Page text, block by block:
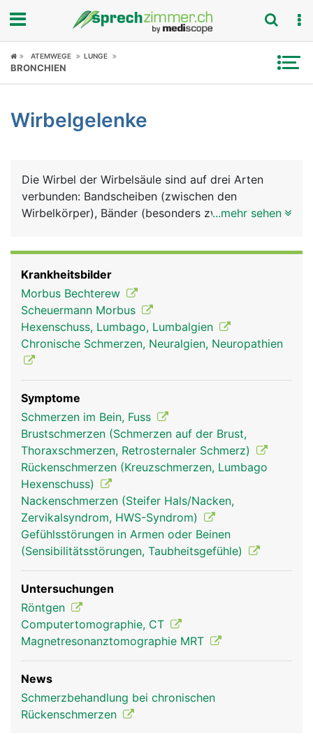
Fokus
Symptome
News
Rubriken
ATEMWEGE LUNGE
BRONCHIEN
Wirbelgelenke
Die Wirbel der Wirbelsäule sind auf drei Arten
verbunden: Bandscheiben (zwischen den
Wirbelkörper), Bänder (besonders zwischen den
Gelenkfortschätzen des jeweils darüber und
darunter liegenden Wirbels gelenkig verbunden
sind und so die Beweglichkeit der Wirbelsäule
ermöglichen.
Wirbelgelenke Frau
Wirbelgelenke
Mann
...mehr sehen
Krankheitsbilder
Morbus Bechterew
Scheuermann Morbus
Hexenschuss, Lumbago, Lumbalgien
Chronische Schmerzen, Neuralgien, Neuropathien
Symptome
Schmerzen im Bein, Fuss
Brustschmerzen (Schmerzen auf der Brust,
Thoraxschmerzen, Retrosternaler Schmerz)
Rückenschmerzen (Kreuzschmerzen, Lumbago
Hexenschuss)
Nackenschmerzen (Steifer Hals/Nacken,
Zervikalsyndrom, HWS-Syndrom)
Gefühlsstörungen in Armen oder Beinen
(Sensibilitätsstörungen, Taubheitsgefühle)
Untersuchungen
Röntgen
Computertomographie, CT
Magnetresonanztomographie MRT
News
Schmerzbehandlung bei chronischen
Rückenschmerzen